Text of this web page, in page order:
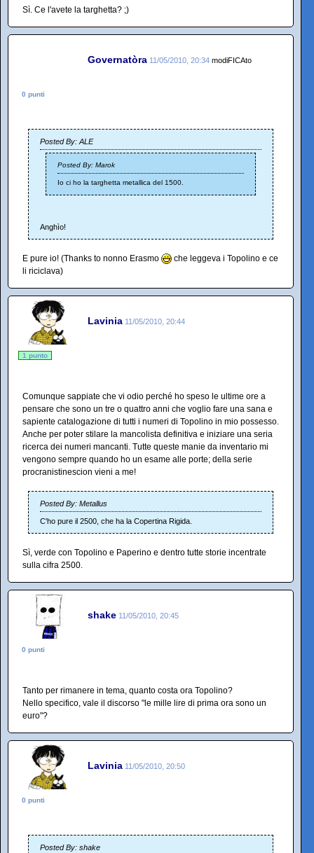
Sì. Ce l'avete la targhetta? ;)
Governatòra 11/05/2010, 20:34 modiFICAto
0 punti
Posted By: ALE
Posted By: Marok
Io ci ho la targhetta metallica del 1500.
Anghìo!
E pure io! (Thanks to nonno Erasmo
che leggeva i Topolino e ce
li riciclava)
Lavinia 11/05/2010, 20:44
1 punto
Comunque sappiate che vi odio perché ho speso le ultime ore a
pensare che sono un tre o quattro anni che voglio fare una sana e
sapiente catalogazione di tutti i numeri di Topolino in mio possesso.
Anche per poter stilare la mancolista definitiva e iniziare una seria
ricerca dei numeri mancanti. Tutte queste manie da inventario mi
vengono sempre quando ho un esame alle porte; della serie
procranistinescion vieni a me!
Posted By: Metallus
C'ho pure il 2500, che ha la Copertina Rigida.
Sì, verde con Topolino e Paperino e dentro tutte storie incentrate
sulla cifra 2500.
shake 11/05/2010, 20:45
0 punti
Tanto per rimanere in tema, quanto costa ora Topolino?
Nello specifico, vale il discorso "le mille lire di prima ora sono un
euro"?
Lavinia 11/05/2010, 20:50
0 punti
Posted By: shake